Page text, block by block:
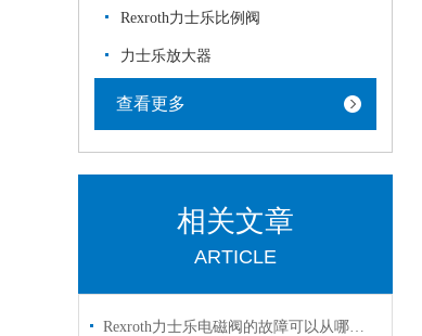
Rexroth力士乐比例阀
力士乐放大器
查看更多
相关文章
ARTICLE
Rexroth力士乐电磁阀的故障可以从哪里进行排查